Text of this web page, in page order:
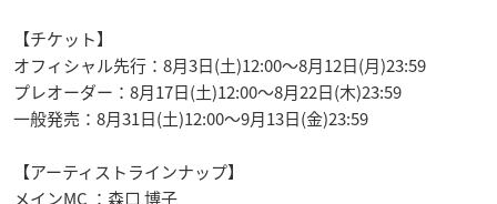
【チケット】
オフィシャル先行：8月3日(土)12:00～8月12日(月)23:59
プレオーダー：8月17日(土)12:00～8月22日(木)23:59
一般発売：8月31日(土)12:00～9月13日(金)23:59
【アーティストラインナップ】
メインMC ：森口 博子